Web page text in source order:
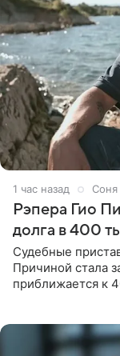
1 час назад
Рэпера Гио
долга в 400
Судебные
Причиной стала
приближается к